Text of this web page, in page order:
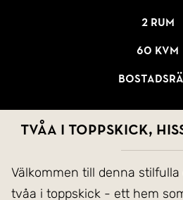
2 rum
60 kvm
Tvåa i toppskick,
Välkommen till denna
tvåa i toppskick - ett hem